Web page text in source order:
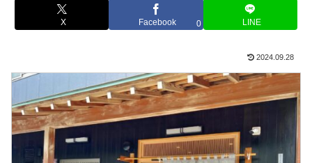
X Facebook 0 LINE
2024.09.28